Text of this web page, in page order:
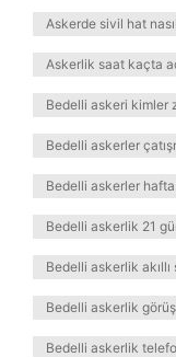
Askerde sivil hat
Askerlik saat kaçta
Bedelli askeri kimler
Bedelli askerler
Bedelli askerler
Bedelli askerlik 21
Bedelli askerlik
Bedelli askerlik
Bedelli askerlik